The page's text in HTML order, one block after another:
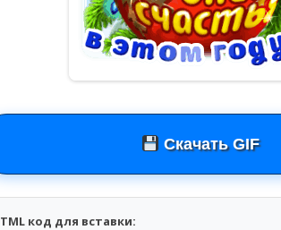
Скачать GIF
код для вставки: